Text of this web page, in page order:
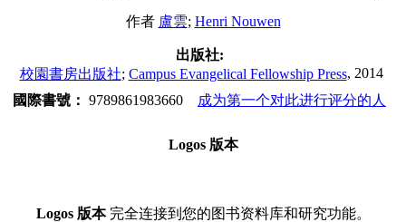
作者 盧雲; Henri Nouwen
出版社:
校園書房出版社; Campus Evangelical Fellowship Press, 2014
國際書號： 9789861983660 成为第一个对此进行评分的人
Logos 版本
Logos 版本完全连接到您的图书资料库和研究功能。